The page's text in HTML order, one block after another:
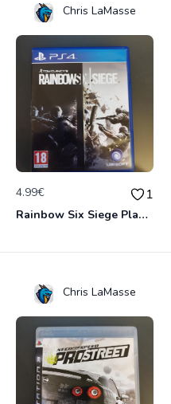
Chris LaMasse
4.99€ 1
Rainbow Six Siege Playstation 4
Chris LaMasse